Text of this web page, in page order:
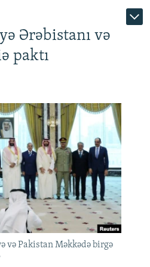
Ərəbistanı və
paktı
və Pakistan Məkkədə birgə